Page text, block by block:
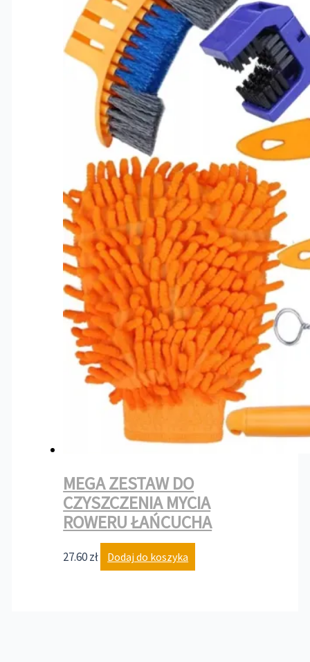
MEGA ZESTAW DO
CZYSZCZENIA MYCIA
ROWERU ŁAŃCUCHA
27.60zł Dodaj do koszyka